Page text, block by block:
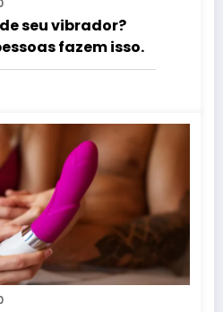
seu vibrador?
fazem isso.